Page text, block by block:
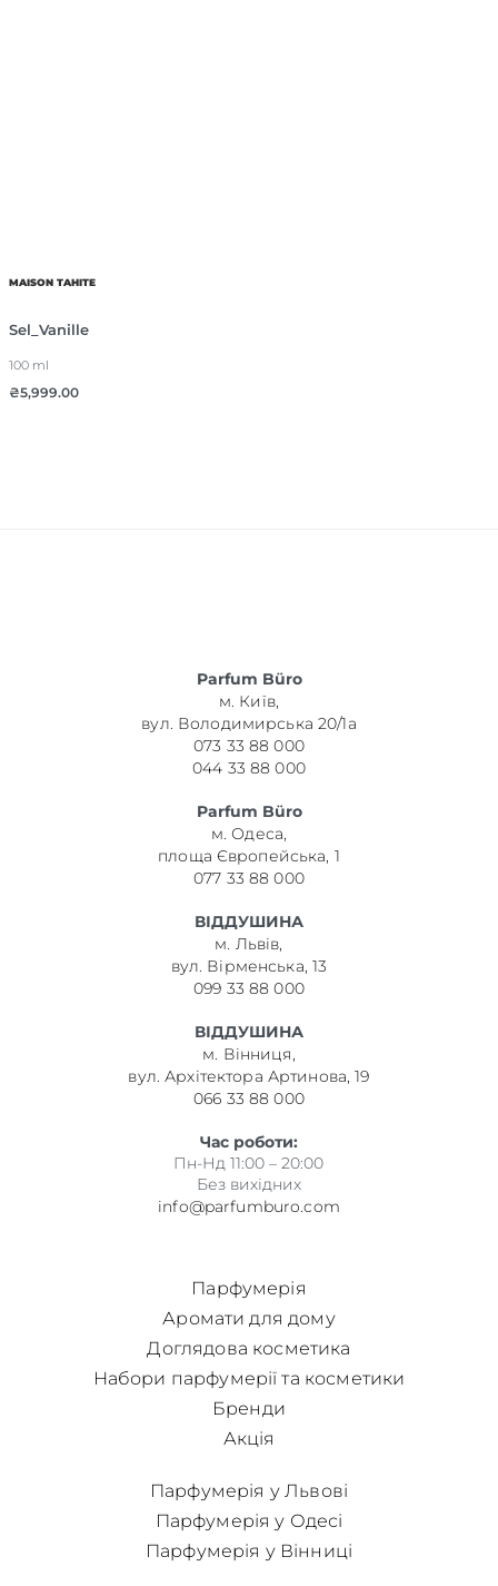
MAISON TAHITE
Sel_Vanille
100 ml
₴5,999.00
Parfum Büro
м. Київ,
вул. Володимирська 20/1а
073 33 88 000
044 33 88 000
Parfum Büro
м. Одеса,
площа Європейська, 1
077 33 88 000
ВІДДУШИНА
м. Львів,
вул. Вірменська, 13
099 33 88 000
ВІДДУШИНА
м. Вінниця,
вул. Архітектора Артинова, 19
066 33 88 000
Час роботи:
Пн-Нд 11:00 – 20:00
Без вихідних
info@parfumburo.com
Парфумерія
Аромати для дому
Доглядова косметика
Набори парфумерії та косметики
Бренди
Акція
Парфумерія у Львові
Парфумерія у Одесі
Парфумерія у Вінниці